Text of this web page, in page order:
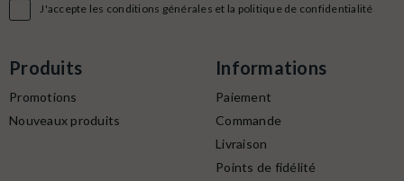
J'accepte les conditions générales et la politique de confidentialité
Produits
Promotions
Nouveaux produits
Informations
Paiement
Commande
Livraison
Points de fidélité